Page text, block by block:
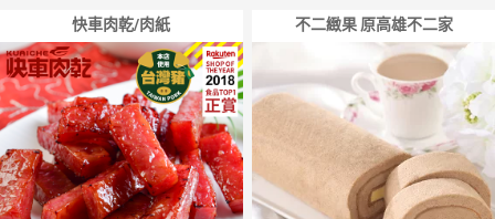
快車肉乾/肉紙 不二緻果 原高雄不二家